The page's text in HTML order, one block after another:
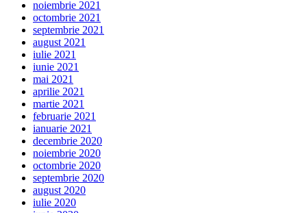
noiembrie 2021
octombrie 2021
septembrie 2021
august 2021
iulie 2021
iunie 2021
mai 2021
aprilie 2021
martie 2021
februarie 2021
ianuarie 2021
decembrie 2020
noiembrie 2020
octombrie 2020
septembrie 2020
august 2020
iulie 2020